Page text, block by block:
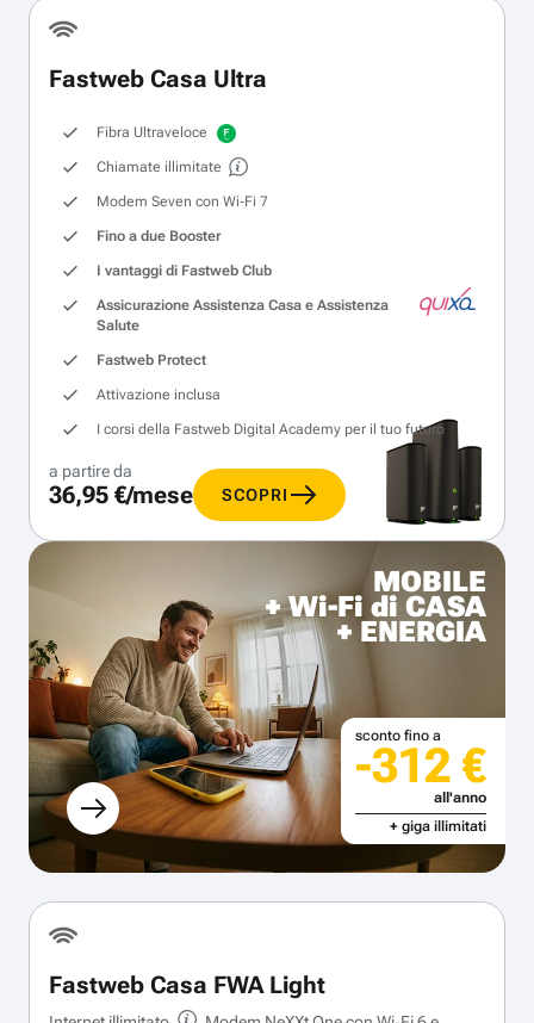
Fastweb Casa Ultra
Fibra Ultraveloce
Chiamate illimitate
Modem Seven con Wi‑Fi 7
Fino a due Booster
I vantaggi di Fastweb Club
Assicurazione Assistenza Casa e Assistenza
Salute
Fastweb Protect
Attivazione inclusa
I corsi della Fastweb Digital Academy per il tuo futuro
a partire da
36,95 €/mese SCOPRI
MOBILE
+ Wi-Fi di CASA
+ ENERGIA
sconto fino a
-312 €
all'anno
+ giga illimitati
Fastweb Casa FWA Light